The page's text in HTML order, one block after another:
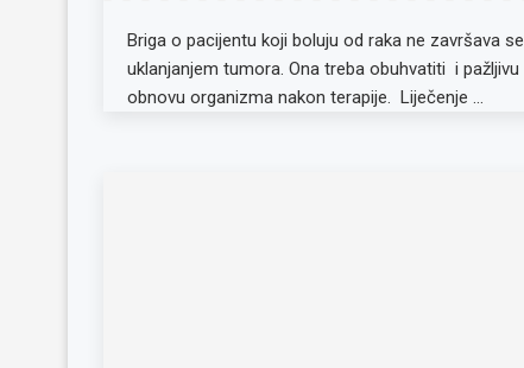
Briga o pacijentu koji boluju od raka ne završava se
uklanjanjem tumora. Ona treba obuhvatiti i pažljivu
obnovu organizma nakon terapije. Liječenje …